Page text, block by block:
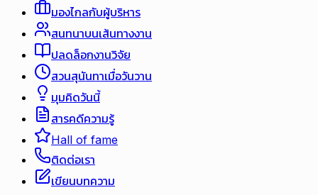
มองไกลกับผู้บริหาร
สนทนาบนเส้นทางงาน
ปลดล็อกงานวิจัย
สวนสุนันทาเมื่อวันวาน
มุมคิดวันนี้
สารคดีความรู้
Hall of fame
ติดต่อเรา
เขียนบทความ